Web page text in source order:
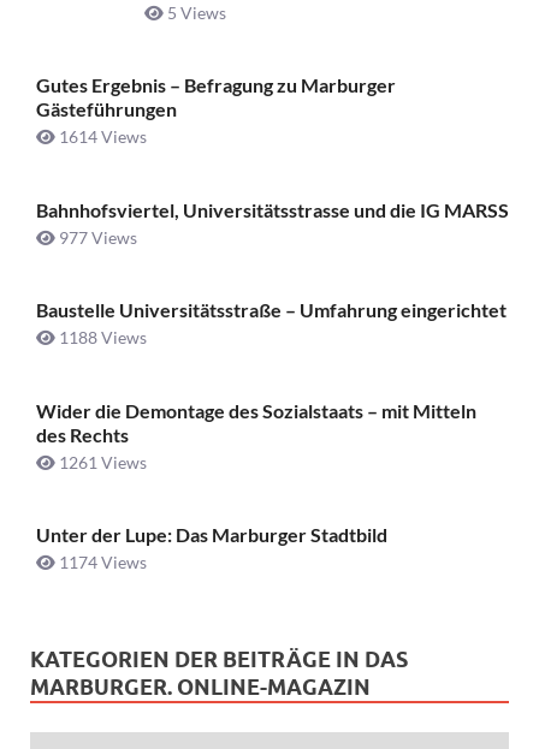
5 Views
Gutes Ergebnis – Befragung zu Marburger
Gästeführungen
1614 Views
Bahnhofsviertel, Universitätsstrasse und die IG MARSS
977 Views
Baustelle Universitätsstraße ­– Umfahrung eingerichtet
1188 Views
Wider die Demontage des Sozialstaats – mit Mitteln
des Rechts
1261 Views
Unter der Lupe: Das Marburger Stadtbild
1174 Views
KATEGORIEN DER BEITRÄGE IN DAS
MARBURGER. ONLINE-MAGAZIN